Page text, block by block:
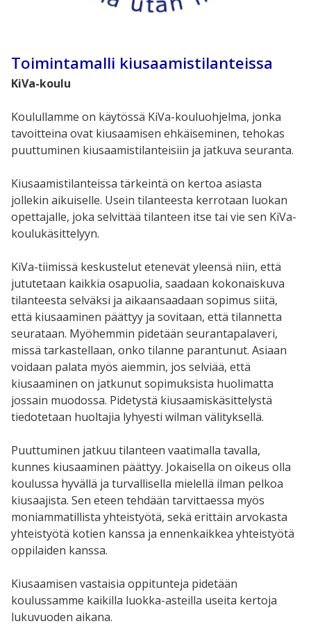
Toimintamalli kiusaamistilanteissa
KiVa-koulu
Koulullamme on käytössä KiVa-kouluohjelma, jonka
tavoitteina ovat kiusaamisen ehkäiseminen, tehokas
puuttuminen kiusaamistilanteisiin ja jatkuva seuranta.
Kiusaamistilanteissa tärkeintä on kertoa asiasta
jollekin aikuiselle. Usein tilanteesta kerrotaan luokan
opettajalle, joka selvittää tilanteen itse tai vie sen KiVa-
koulukäsittelyyn.
KiVa-tiimissä keskustelut etenevät yleensä niin, että
jututetaan kaikkia osapuolia, saadaan kokonaiskuva
tilanteesta selväksi ja aikaansaadaan sopimus siitä,
että kiusaaminen päättyy ja sovitaan, että tilannetta
seurataan. Myöhemmin pidetään seurantapalaveri,
missä tarkastellaan, onko tilanne parantunut. Asiaan
voidaan palata myös aiemmin, jos selviää, että
kiusaaminen on jatkunut sopimuksista huolimatta
jossain muodossa. Pidetystä kiusaamiskäsittelystä
tiedotetaan huoltajia lyhyesti wilman välityksellä.
Puuttuminen jatkuu tilanteen vaatimalla tavalla,
kunnes kiusaaminen päättyy. Jokaisella on oikeus olla
koulussa hyvällä ja turvallisella mielellä ilman pelkoa
kiusaajista. Sen eteen tehdään tarvittaessa myös
moniammatillista yhteistyötä, sekä erittäin arvokasta
yhteistyötä kotien kanssa ja ennenkaikkea yhteistyötä
oppilaiden kanssa.
Kiusaamisen vastaisia oppitunteja pidetään
koulussamme kaikilla luokka-asteilla useita kertoja
lukuvuoden aikana.